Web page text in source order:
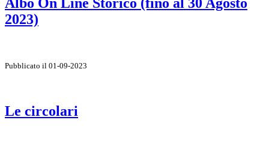
Albo On Line Storico (fino al 30 Agosto
2023)
Pubblicato il 01-09-2023
Le circolari